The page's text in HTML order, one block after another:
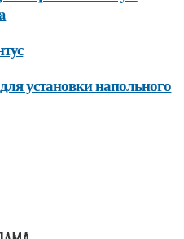
установки напольного